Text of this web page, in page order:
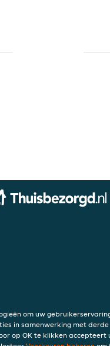
om uw
in samenwerking met
op OK te klikken accepteert